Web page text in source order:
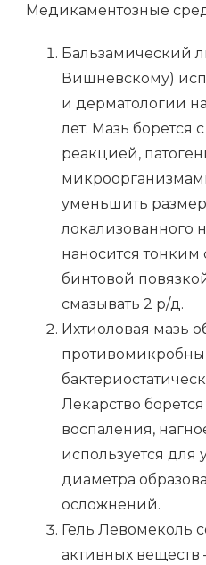
Медикаментозные
Бальзамический
Вишневскому)
и дерматологии
лет. Мазь борется
реакцией,
уменьшить
локализованного
наносится тонким
бинтовой
смазывать 2 р/д.
Ихтиоловая мазь
Лекарство
воспаления,
используется
диаметра
осложнений.
Гель Левомеколь
активных